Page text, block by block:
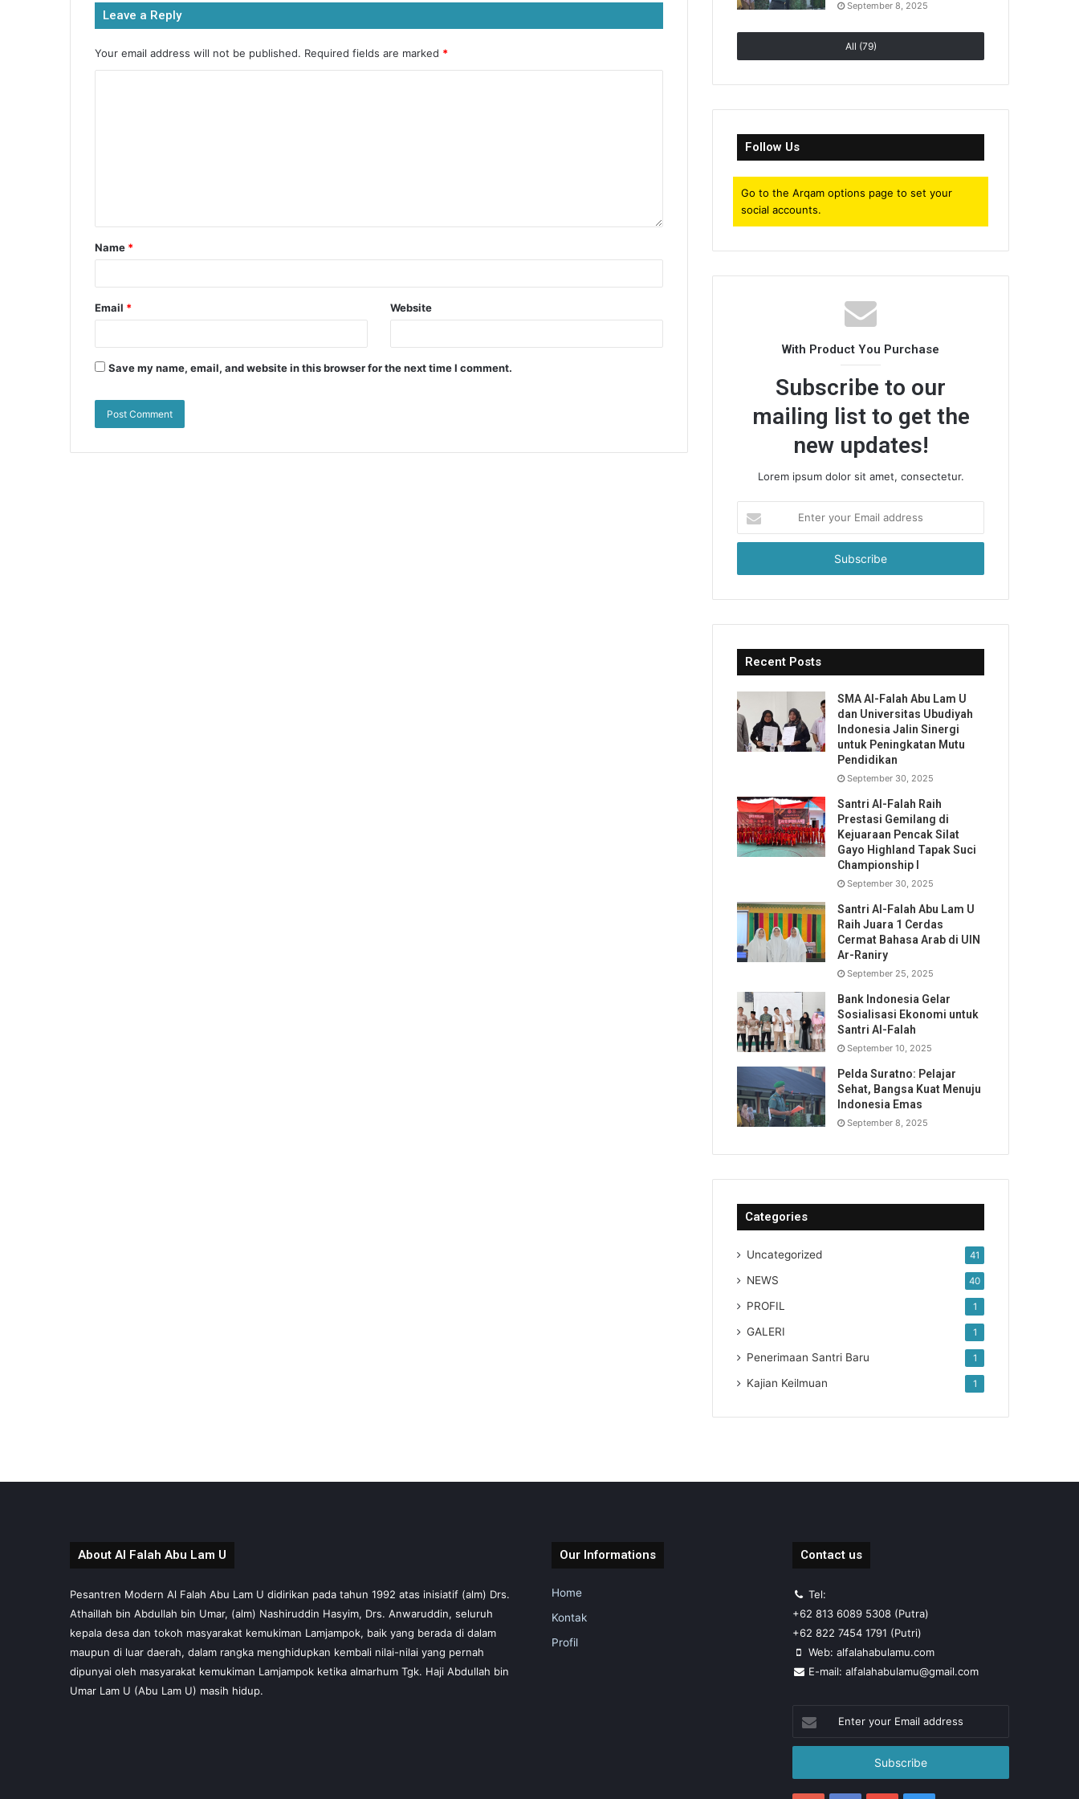
o
o
k
p
p
n
g
er
Leave a Reply
Your email address will not be published. Required fields are marked *
Name *
Email * Website
Save my name, email, and website in this browser for the next time I comment.
September 8, 2025
All (79)
Follow Us
Go to the Arqam options page to set your
social accounts.
With Product You Purchase
Subscribe to our
mailing list to get the
new updates!
Lorem ipsum dolor sit amet, consectetur.
your
Email
Recent Posts
SMA Al-Falah Abu Lam U
dan Universitas Ubudiyah
Indonesia Jalin Sinergi
untuk Peningkatan Mutu
Pendidikan
September 30, 2025
Santri Al-Falah Raih
Prestasi Gemilang di
Kejuaraan Pencak Silat
Gayo Highland Tapak Suci
Championship I
September 30, 2025
Santri Al-Falah Abu Lam U
Raih Juara 1 Cerdas
Cermat Bahasa Arab di UIN
Ar-Raniry
September 25, 2025
Bank Indonesia Gelar
Sosialisasi Ekonomi untuk
Santri Al-Falah
September 10, 2025
Pelda Suratno: Pelajar
Sehat, Bangsa Kuat Menuju
Indonesia Emas
September 8, 2025
Categories
Uncategorized 41
NEWS 40
PROFIL 1
GALERI 1
Penerimaan Santri Baru 1
Kajian Keilmuan 1
About Al Falah Abu Lam U
Pesantren Modern Al Falah Abu Lam U didirikan pada tahun 1992 atas inisiatif (alm) Drs.
Athaillah bin Abdullah bin Umar, (alm) Nashiruddin Hasyim, Drs. Anwaruddin, seluruh
kepala desa dan tokoh masyarakat kemukiman Lamjampok, baik yang berada di dalam
maupun di luar daerah, dalam rangka menghidupkan kembali nilai-nilai yang pernah
dipunyai oleh masyarakat kemukiman Lamjampok ketika almarhum Tgk. Haji Abdullah bin
Umar Lam U (Abu Lam U) masih hidup.
Our Informations
Home
Kontak
Profil
Contact us
Tel:
+62 813 6089 5308 (Putra)
+62 822 7454 1791 (Putri)
Web: alfalahabulamu.com
E-mail: alfalahabulamu@gmail.com
your
Email